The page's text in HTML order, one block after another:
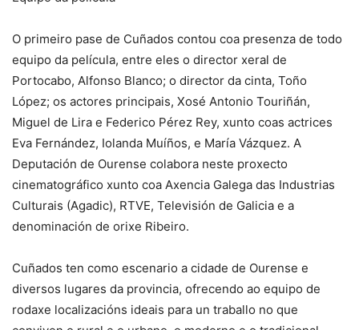
O primeiro pase de Cuñados contou coa presenza de todo
equipo da película, entre eles o director xeral de
Portocabo, Alfonso Blanco; o director da cinta, Toño
López; os actores principais, Xosé Antonio Touriñán,
Miguel de Lira e Federico Pérez Rey, xunto coas actrices
Eva Fernández, Iolanda Muíños, e María Vázquez. A
Deputación de Ourense colabora neste proxecto
cinematográfico xunto coa Axencia Galega das Industrias
Culturais (Agadic), RTVE, Televisión de Galicia e a
denominación de orixe Ribeiro.
Cuñados ten como escenario a cidade de Ourense e
diversos lugares da provincia, ofrecendo ao equipo de
rodaxe localizacións ideais para un traballo no que